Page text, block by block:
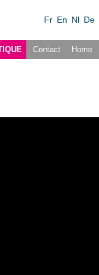
Fr En Nl De
Contact Home